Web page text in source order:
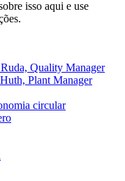
isso aqui e use
Quality Manager
Plant Manager
circular